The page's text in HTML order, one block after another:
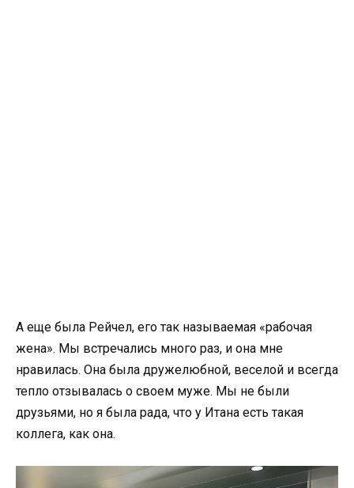
А еще была Рейчел, его так называемая «рабочая
жена». Мы встречались много раз, и она мне
нравилась. Она была дружелюбной, веселой и всегда
тепло отзывалась о своем муже. Мы не были
друзьями, но я была рада, что у Итана есть такая
коллега, как она.